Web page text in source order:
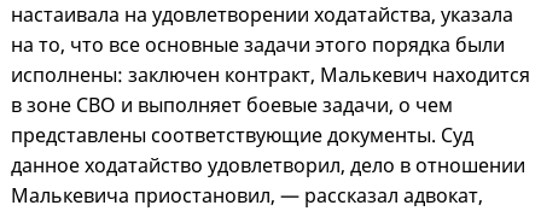
настаивала на удовлетворении ходатайства, указала
на то, что все основные задачи этого порядка были
исполнены: заключен контракт, Малькевич находится
в зоне СВО и выполняет боевые задачи, о чем
представлены соответствующие документы. Суд
данное ходатайство удовлетворил, дело в отношении
Малькевича приостановил, — рассказал адвокат,